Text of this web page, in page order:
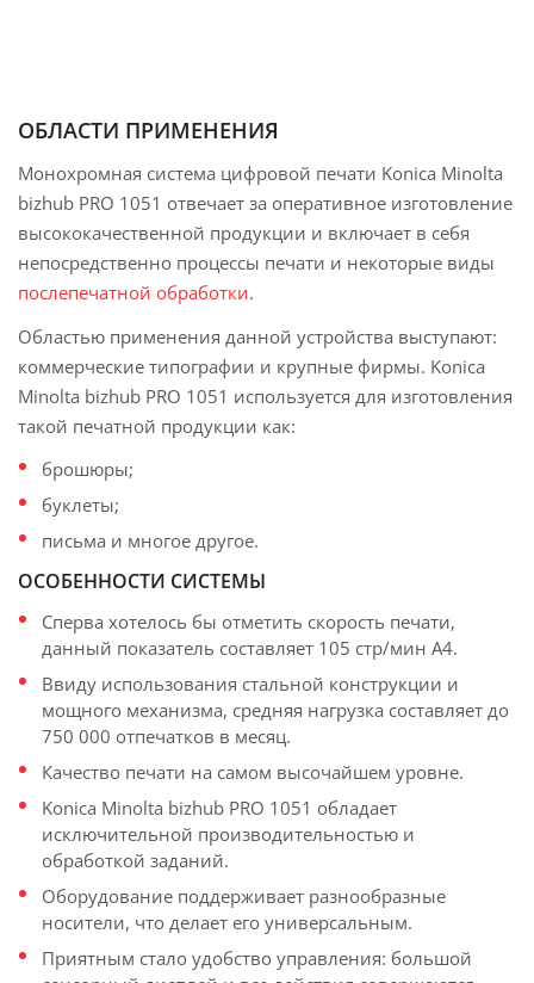
ОБЛАСТИ ПРИМЕНЕНИЯ
Монохромная система цифровой печати Konica Minolta
bizhub PRO 1051 отвечает за оперативное изготовление
высококачественной продукции и включает в себя
непосредственно процессы печати и некоторые виды
послепечатной обработки.
Областью применения данной устройства выступают:
коммерческие типографии и крупные фирмы. Konica
Minolta bizhub PRO 1051 используется для изготовления
такой печатной продукции как:
брошюры;
буклеты;
письма и многое другое.
ОСОБЕННОСТИ СИСТЕМЫ
Сперва хотелось бы отметить скорость печати,
данный показатель составляет 105 стр/мин A4.
Ввиду использования стальной конструкции и
мощного механизма, средняя нагрузка составляет до
750 000 отпечатков в месяц.
Качество печати на самом высочайшем уровне.
Konica Minolta bizhub PRO 1051 обладает
исключительной производительностью и
обработкой заданий.
Оборудование поддерживает разнообразные
носители, что делает его универсальным.
Приятным стало удобство управления: большой